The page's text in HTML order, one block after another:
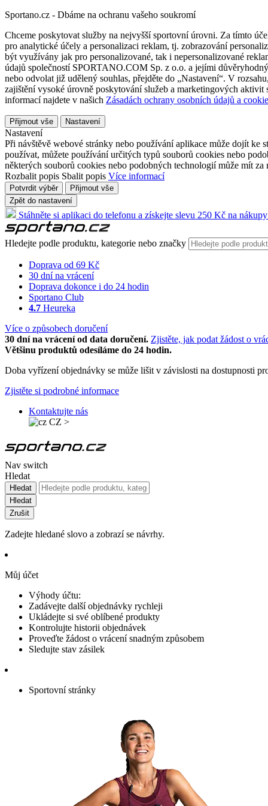
Sportano.cz - Dbáme na ochranu vašeho soukromí
Chceme poskytovat služby na nejvyšší sportovní úrovni. Za tímto
pro analytické účely a personalizaci reklam, tj. zobrazování
být využívány jak pro personalizované, tak i nepersonalizované
údajů společností SPORTANO.COM Sp. z o.o. a jejími
nebo odvolat již udělený souhlas, přejděte do „Nastavení“. V
zajištění vysoké úrovně poskytování služeb a marketingových
informací najdete v našich Zásadách ochrany osobních údajů a
Přijmout vše Nastavení
Nastavení
Při návštěvě webové stránky nebo používání aplikace může dojít ke
používat, můžete používání určitých typů souborů cookies nebo
některých souborů cookies nebo podobných technologií může mít
Rozbalit popis Sbalit popis Více informací
Potvrdit výběr
Přijmout vše
Zpět do nastavení
Stáhněte si aplikaci do telefonu a získejte slevu 250 Kč na
Hledejte podle produktu, kategorie nebo značky
Doprava od 69 Kč
30 dní na vrácení
Doprava dokonce i do 24 hodin
Sportano Club
4.7 Heureka
Více o způsobech doručení
30 dní na vrácení od data doručení. Zjistěte, jak podat žádost o
Většinu produktů odesíláme do 24 hodin.
Doba vyřízení objednávky se může lišit v závislosti na dostupnosti
Zjistěte si podrobné informace
Kontaktujte nás
CZ >
Nav switch
Hledat
Hledat
Hledat
Zrušit
Zadejte hledané slovo a zobrazí se návrhy.
Můj účet
Výhody účtu:
Zadávejte další objednávky rychleji
Ukládejte si své oblíbené produkty
Kontrolujte historii objednávek
Proveďte žádost o vrácení snadným způsobem
Sledujte stav zásilek
Sportovní stránky